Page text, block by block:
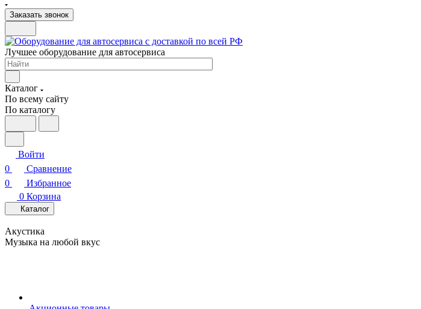
Заказать звонок
Лучшее оборудование для автосервиса
Каталог
По всему сайту
По каталогу
Войти
0
Сравнение
0
Избранное
0 Корзина
Каталог
Акустика
Музыка на любой вкус